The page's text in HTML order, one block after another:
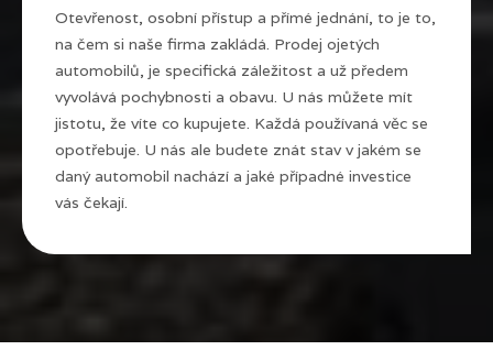
Otevřenost, osobní přístup a přímé jednání, to je to,
na čem si naše firma zakládá. Prodej ojetých
automobilů, je specifická záležitost a už předem
vyvolává pochybnosti a obavu. U nás můžete mít
jistotu, že víte co kupujete. Každá používaná věc se
opotřebuje. U nás ale budete znát stav v jakém se
daný automobil nachází a jaké případné investice
vás čekají.